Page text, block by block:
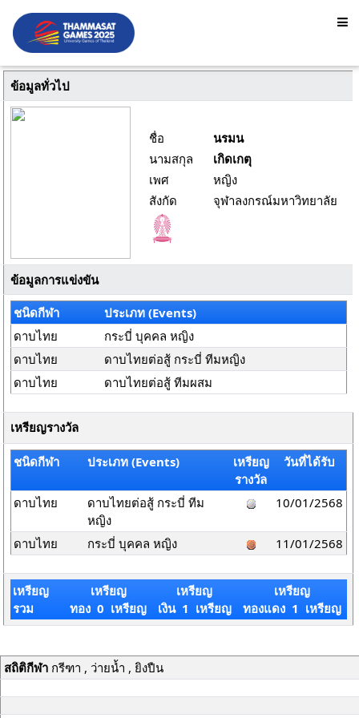
ข้อมูลทั่วไป
ชื่อ
นรมน
นามสกุล
เกิดเกตุ
เพศ
หญิง
สังกัด
จุฬาลงกรณ์มหาวิทยาลัย
ข้อมูลการแข่งขัน
ชนิดกีฬา
ประเภท (Events)
ดาบไทย
กระบี่ บุคคล หญิง
ดาบไทย
ดาบไทยต่อสู้ กระบี่ ทีมหญิง
ดาบไทย
ดาบไทยต่อสู้ ทีมผสม
เหรียญรางวัล
ชนิดกีฬา ประเภท (Events)
เหรียญ
รางวัล
วันที่ได้รับ
ดาบไทย
ดาบไทยต่อสู้ กระบี่ ทีม
หญิง
10/01/2568
ดาบไทย กระบี่ บุคคล หญิง 11/01/2568
เหรียญ
รวม
เหรียญ
ทอง 0 เหรียญ
เหรียญ
เงิน 1 เหรียญ
เหรียญ
ทองแดง 1 เหรียญ
สถิติกีฬากรีฑา , ว่ายน้ำ , ยิงปืน